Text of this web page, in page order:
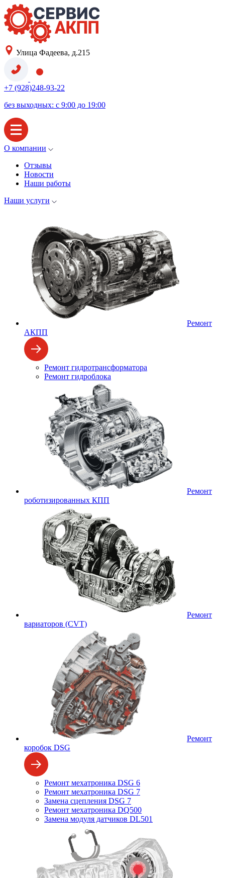
Улица Фадеева, д.215
+7 (928)248-93-22
без выходных: с 9:00 до 19:00
О компании
Отзывы
Новости
Наши работы
Наши услуги
Ремонт
АКПП
Ремонт гидротрансформатора
Ремонт гидроблока
Ремонт
роботизированных КПП
Ремонт
вариаторов (CVT)
Ремонт
коробок DSG
Ремонт мехатроника DSG 6
Ремонт мехатроника DSG 7
Замена сцепления DSG 7
Ремонт мехатроника DQ500
Замена модуля датчиков DL501